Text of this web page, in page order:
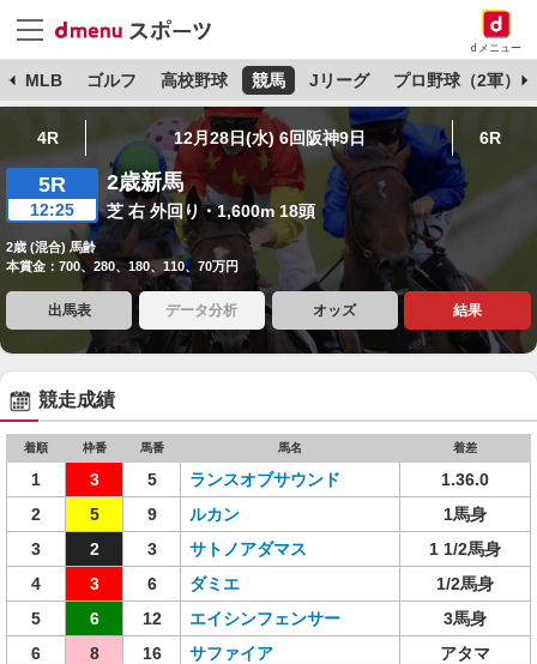
dメニュー
MLB ゴルフ 高校野球 競馬 Jリーグ プロ野球（2軍）
4R 12月28日(水) 6回阪神9日 6R
5R
12:25
2歳新馬
芝 右 外回り・1,600m 18頭
2歳 (混合) 馬齢
本賞金：700、280、180、110、70万円
出馬表 データ分析 オッズ 結果
競走成績
着順 枠番 馬番 馬名 着差
1 3 5 ランスオブサウンド
1.36.0
2
5 9 ルカン
1馬身
3
2 3 サトノアダマス
1 1/2馬身
4
3 6 ダミエ
1/2馬身
5
6 12 エイシンフェンサー
3馬身
6
8 16 サファイア
アタマ